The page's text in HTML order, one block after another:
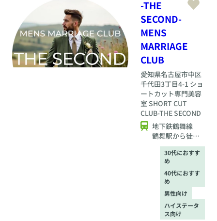
ルデータを分析し定
期的にご紹介。そし
て、なにより大切な
のは、活動が上手く
いかなかった時に私
共アドバイザーがサ
ポートします。今す
ぐ婚活をスタートし
ましょう！
-THE
SECOND-
MENS
MARRIAGE
CLUB
愛知県名古屋市中区
千代田3丁目4-1 ショ
ートカット専門美容
室 SHORT CUT
CLUB-THE SECOND
地下鉄鶴舞線
鶴舞駅から徒歩6
分 上前津駅か
ら徒歩６分
30代におすす
め
40代におすす
め
男性向け
ハイステータ
ス向け